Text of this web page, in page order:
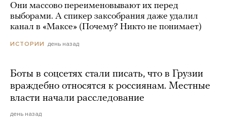
Они массово переименовывают их перед
выборами. А спикер заксобрания даже удалил
канал в «Максе» (Почему? Никто не понимает)
ИСТОРИИ день назад
Боты в соцсетях стали писать, что в Грузии
враждебно относятся к россиянам. Местные
власти начали расследование
день назад